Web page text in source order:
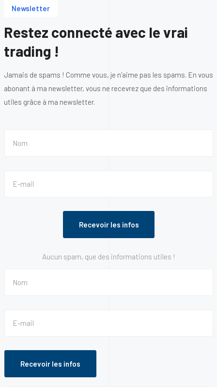
Newsletter
Restez connecté avec le vrai
trading !
Jamais de spams ! Comme vous, je n'aime pas les spams. En vous
abonant à ma newsletter, vous ne recevrez que des informations
utiles grâce à ma newsletter.
Aucun spam, que des informations utiles !